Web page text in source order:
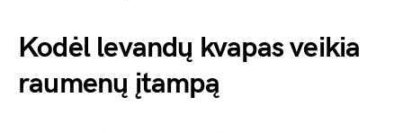
Kodėl levandų kvapas veikia
raumenų įtampą